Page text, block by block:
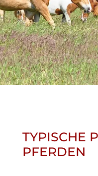
TYPISCHE
PFERDEN